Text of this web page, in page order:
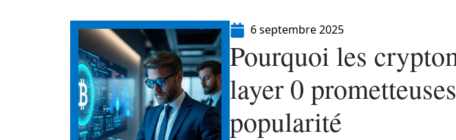
6 septembre 2025
Pourquoi les
layer 0
popularité